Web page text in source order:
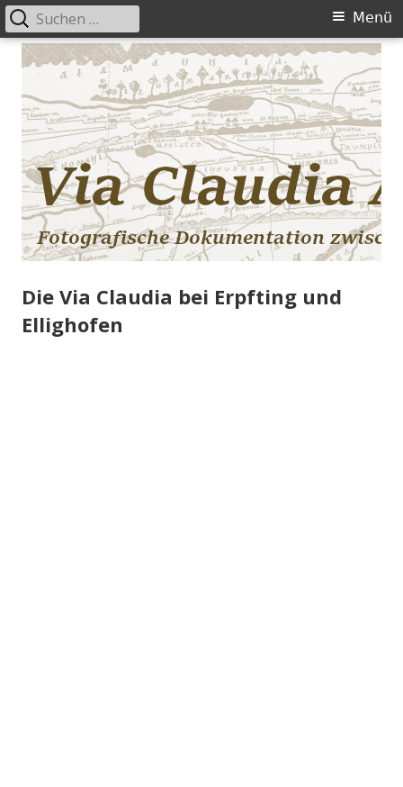
Springe
Inhalt
Primäres
Menü
Menü
Suchen
nach:
Die Via Claudia bei Erpfting und
Ellighofen